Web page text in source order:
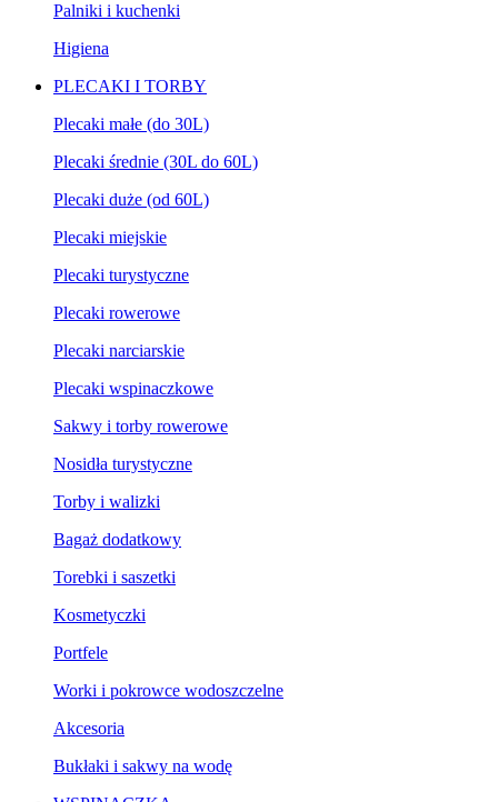
Palniki i kuchenki
Higiena
PLECAKI I TORBY
Plecaki małe (do 30L)
Plecaki średnie (30L do 60L)
Plecaki duże (od 60L)
Plecaki miejskie
Plecaki turystyczne
Plecaki rowerowe
Plecaki narciarskie
Plecaki wspinaczkowe
Sakwy i torby rowerowe
Nosidła turystyczne
Torby i walizki
Bagaż dodatkowy
Torebki i saszetki
Kosmetyczki
Portfele
Worki i pokrowce wodoszczelne
Akcesoria
Bukłaki i sakwy na wodę